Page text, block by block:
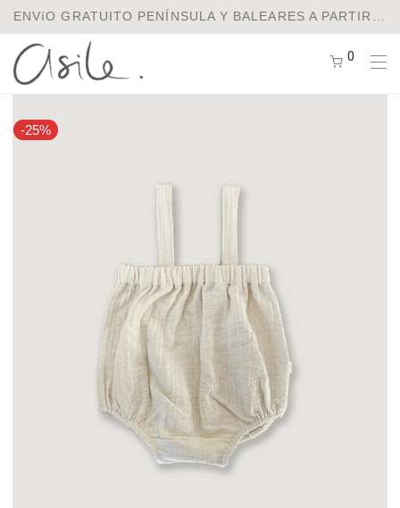
ENVíO GRATUITO PENÍNSULA Y BALEARES A PARTIR DE 75€ / ENVíOS A EUROPA Y USA
0
-25%